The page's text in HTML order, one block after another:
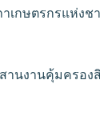
เกษตรกรแห่งช
านงานคุ้มครอง